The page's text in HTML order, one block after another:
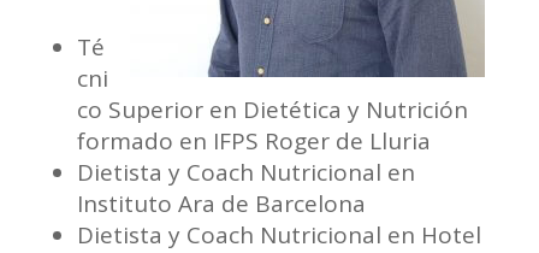
Té
cni
co Superior en Dietética y Nutrición
formado en IFPS Roger de Lluria
Dietista y Coach Nutricional en
Instituto Ara de Barcelona
Dietista y Coach Nutricional en Hotel